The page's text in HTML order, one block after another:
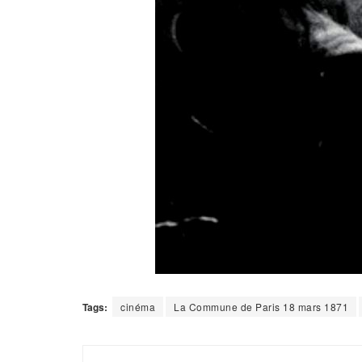
Tags: cinéma La Commune de Paris 18 mars 1871